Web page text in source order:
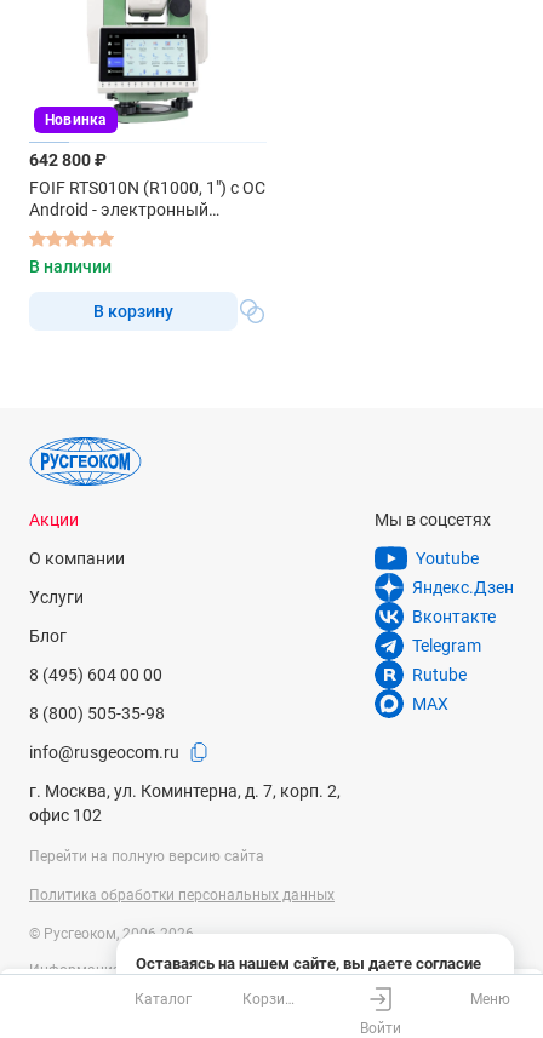
Новинка
642 800 ₽
FOIF RTS010N (R1000, 1") с ОС
Android - электронный
тахеометр
В наличии
В корзину
Оставаясь на нашем сайте, вы даете согласие
на использование файлов cookies и сбор данных
системами веб-аналитики
Акции
О компании
Услуги
Блог
8 (495) 604 00 00
8 (800) 505-35-98
info@rusgeocom.ru
г. Москва, ул. Коминтерна, д. 7, корп. 2,
офис 102
Мы в соцсетях
Youtube
Яндекс.Дзен
Вконтакте
Telegram
Rutube
MAX
Перейти на полную версию сайта
Политика обработки персональных данных
© Русгеоком, 2006-2026
Информация на сайте носит справочный характер и не является
публичной офертой, определяемой положениями Статьи 437
Гражданского кодекса Российской Федерации. Технические
Каталог
Корзина
Войти
Меню